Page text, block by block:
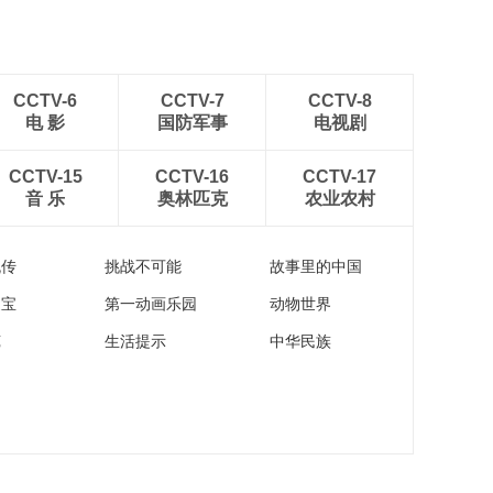
CCTV-6
电 影
CCTV-7
国防军事
CCTV-8
电视剧
CCTV-15
音 乐
CCTV-16
奥林匹克
CCTV-17
农业农村
挑战不可能 故事里的中国
第一动画乐园 动物世界
生活提示 中华民族